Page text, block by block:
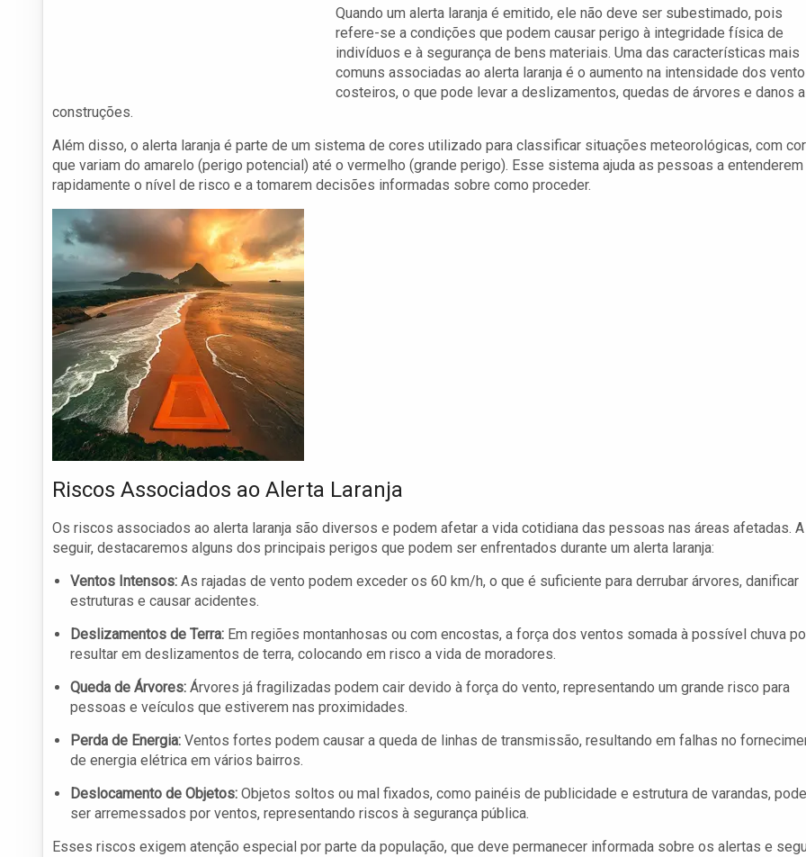
Quando um alerta laranja é emitido, ele não deve ser subestimado, pois
refere-se a condições que podem causar perigo à integridade física de
indivíduos e à segurança de bens materiais. Uma das características mais
comuns associadas ao alerta laranja é o aumento na intensidade dos
costeiros, o que pode levar a deslizamentos, quedas de árvores e danos a
construções.
Além disso, o alerta laranja é parte de um sistema de cores utilizado para classificar situações meteorológicas, com
que variam do amarelo (perigo potencial) até o vermelho (grande perigo). Esse sistema ajuda as pessoas a entenderem
rapidamente o nível de risco e a tomarem decisões informadas sobre como proceder.
Riscos Associados ao Alerta Laranja
Os riscos associados ao alerta laranja são diversos e podem afetar a vida cotidiana das pessoas nas áreas afetadas. A
seguir, destacaremos alguns dos principais perigos que podem ser enfrentados durante um alerta laranja:
Ventos Intensos: As rajadas de vento podem exceder os 60 km/h, o que é suficiente para derrubar árvores, danificar
estruturas e causar acidentes.
Deslizamentos de Terra: Em regiões montanhosas ou com encostas, a força dos ventos somada à possível chuva
resultar em deslizamentos de terra, colocando em risco a vida de moradores.
Queda de Árvores: Árvores já fragilizadas podem cair devido à força do vento, representando um grande risco para
pessoas e veículos que estiverem nas proximidades.
Perda de Energia: Ventos fortes podem causar a queda de linhas de transmissão, resultando em falhas no
de energia elétrica em vários bairros.
Deslocamento de Objetos: Objetos soltos ou mal fixados, como painéis de publicidade e estrutura de varandas,
ser arremessados por ventos, representando riscos à segurança pública.
Esses riscos exigem atenção especial por parte da população, que deve permanecer informada sobre os alertas e